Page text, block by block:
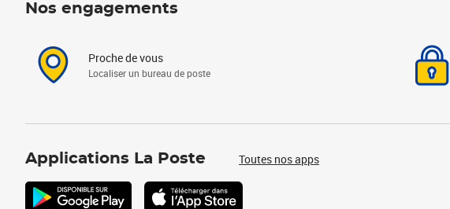
Nos engagements
Proche de vous
Localiser un bureau de poste
Applications La Poste Toutes nos apps